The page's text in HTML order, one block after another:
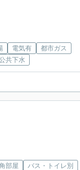
電気有
都市ガス
共下水
部屋
バス・トイレ別